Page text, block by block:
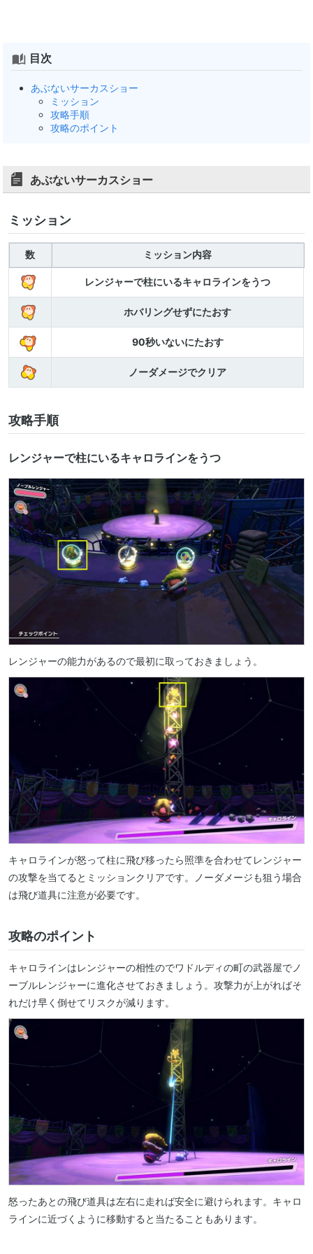
目次
あぶないサーカスショー
ミッション
攻略手順
攻略のポイント
あぶないサーカスショー
ミッション
数 ミッション内容
レンジャーで柱にいるキャロラインをうつ
ホバリングせずにたおす
90秒いないにたおす
ノーダメージでクリア
攻略手順
レンジャーで柱にいるキャロラインをうつ
レンジャーの能力があるので最初に取っておきましょう。
キャロラインが怒って柱に飛び移ったら照準を合わせてレンジャー
の攻撃を当てるとミッションクリアです。ノーダメージも狙う場合
は飛び道具に注意が必要です。
攻略のポイント
キャロラインはレンジャーの相性のでワドルディの町の武器屋でノ
ーブルレンジャーに進化させておきましょう。攻撃力が上がればそ
れだけ早く倒せてリスクが減ります。
怒ったあとの飛び道具は左右に走れば安全に避けられます。キャロ
ラインに近づくように移動すると当たることもあります。